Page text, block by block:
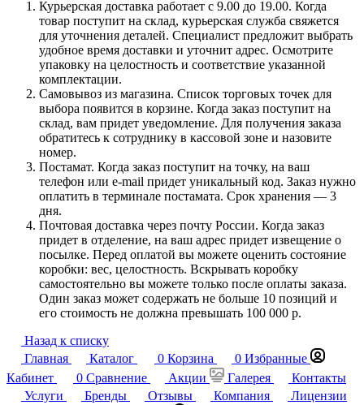
Курьерская доставка работает с 9.00 до 19.00. Когда
товар поступит на склад, курьерская служба свяжется
для уточнения деталей. Специалист предложит выбрать
удобное время доставки и уточнит адрес. Осмотрите
упаковку на целостность и соответствие указанной
комплектации.
Самовывоз из магазина. Список торговых точек для
выбора появится в корзине. Когда заказ поступит на
склад, вам придет уведомление. Для получения заказа
обратитесь к сотруднику в кассовой зоне и назовите
номер.
Постамат. Когда заказ поступит на точку, на ваш
телефон или e-mail придет уникальный код. Заказ нужно
оплатить в терминале постамата. Срок хранения — 3
дня.
Почтовая доставка через почту России. Когда заказ
придет в отделение, на ваш адрес придет извещение о
посылке. Перед оплатой вы можете оценить состояние
коробки: вес, целостность. Вскрывать коробку
самостоятельно вы можете только после оплаты заказа.
Один заказ может содержать не больше 10 позиций и
его стоимость не должна превышать 100 000 р.
Назад к списку
Главная
Каталог 0 Корзина 0 Избранные
Кабинет
0 Сравнение Акции Галерея
Контакты
Услуги
Бренды Отзывы Компания
Лицензии